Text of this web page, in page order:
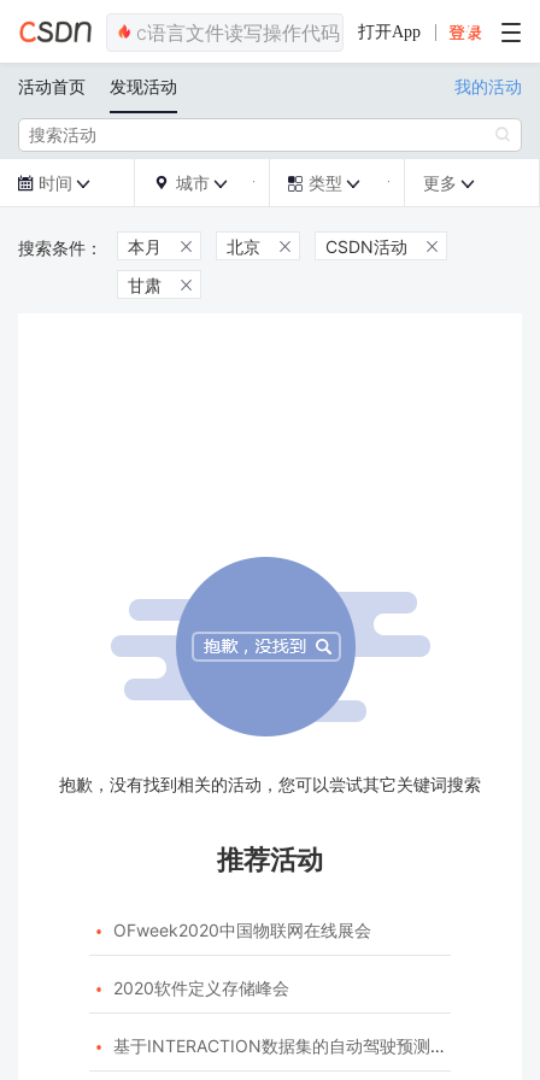
打开App
活动首页 发现活动 我的活动

 时间   城市   类型  更多 
本月  北京  CSDN活动 
甘肃 
抱歉，没有找到相关的活动，您可以尝试其它关键词搜索
推荐活动
 OFweek2020中国物联网在线展会
 2020软件定义存储峰会
 基于INTERACTION数据集的自动驾驶预测模型挑战赛